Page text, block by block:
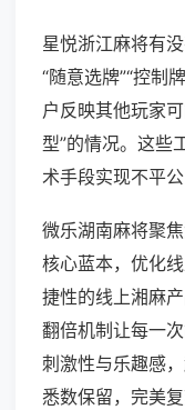
星悦浙江麻将有
“随意选牌”“控制
户反映其他玩家
型”的情况。这些
术手段实现不平公
微乐湖南麻将聚
核心蓝本，优化
捷性的线上湘麻
翻倍机制让每一
刺激性与乐趣感
悉数保留，完美